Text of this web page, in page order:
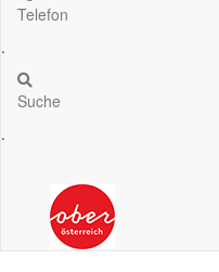
Telefon
.
Suche
.